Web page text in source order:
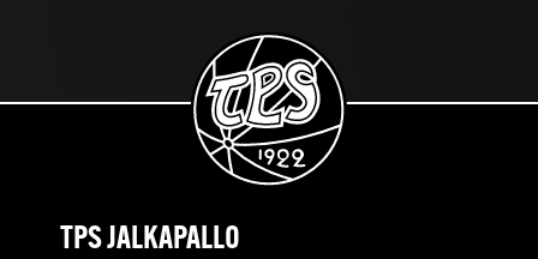
TPS JALKAPALLO